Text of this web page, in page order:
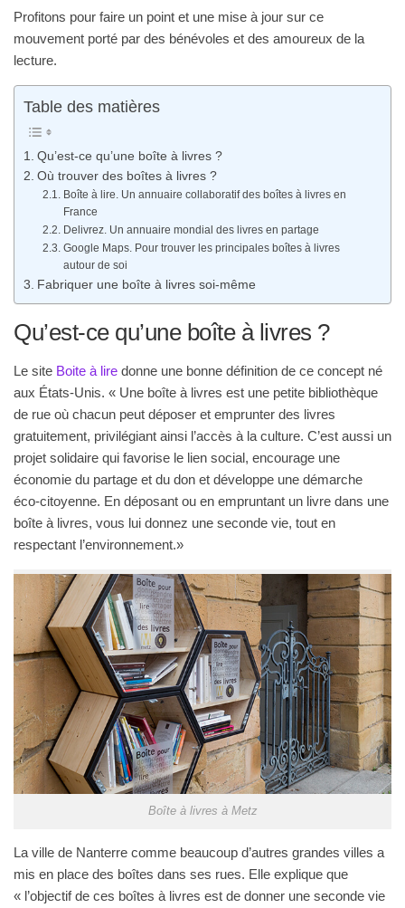
Profitons pour faire un point et une mise à jour sur ce
mouvement porté par des bénévoles et des amoureux de la
lecture.
Table des matières
Qu’est-ce qu’une boîte à livres ?
Où trouver des boîtes à livres ?
Boîte à lire. Un annuaire collaboratif des boîtes à livres en
France
Delivrez. Un annuaire mondial des livres en partage
Google Maps. Pour trouver les principales boîtes à livres
autour de soi
Fabriquer une boîte à livres soi-même
Qu’est-ce qu’une boîte à livres ?
Le site Boite à lire donne une bonne définition de ce concept né
aux États-Unis. « Une boîte à livres est une petite bibliothèque
de rue où chacun peut déposer et emprunter des livres
gratuitement, privilégiant ainsi l’accès à la culture. C’est aussi un
projet solidaire qui favorise le lien social, encourage une
économie du partage et du don et développe une démarche
éco-citoyenne. En déposant ou en empruntant un livre dans une
boîte à livres, vous lui donnez une seconde vie, tout en
respectant l’environnement.»
Boîte à livres à Metz
La ville de Nanterre comme beaucoup d’autres grandes villes a
mis en place des boîtes dans ses rues. Elle explique que
« l’objectif de ces boîtes à livres est de donner une seconde vie